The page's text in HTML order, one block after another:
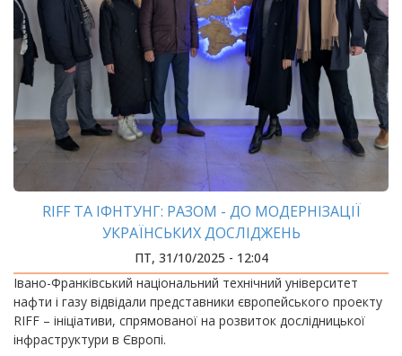
RIFF ТА ІФНТУНГ: РАЗОМ - ДО МОДЕРНІЗАЦІЇ
УКРАЇНСЬКИХ ДОСЛІДЖЕНЬ
ПТ, 31/10/2025 - 12:04
Івано-Франківський національний технічний університет
нафти і газу відвідали представники європейського проекту
RIFF – ініціативи, спрямованої на розвиток дослідницької
інфраструктури в Європі.